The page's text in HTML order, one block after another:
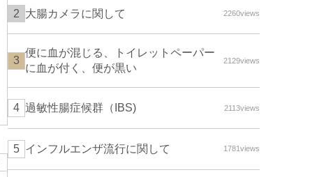
大腸カメラに関して 2260views
便に血が混じる、トイレットペーパー
に血が付く、便が黒い
2129views
過敏性腸症候群（IBS) 2113views
インフルエンザ流行に関して 1781views